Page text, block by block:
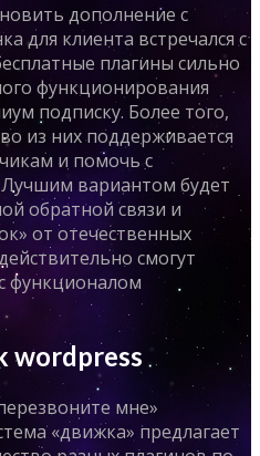
дополнение с
для клиента встречался с
плагины сильно
функционирования
подписку. Более того,
из них поддерживается
и помочь с
вариантом будет
обратной связи и
от отечественных
смогут
функционалом
wordpress
мне»
«движка» предлагает